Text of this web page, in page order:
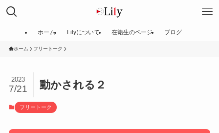
ホーム Lilyについて 在籍生のページ ブログ
ホーム フリートーク
動かされる２
2023
7/21
フリートーク